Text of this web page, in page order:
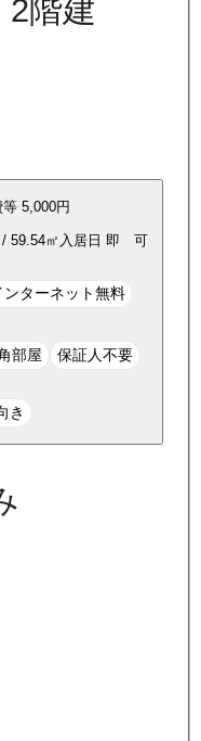
2階建
等 5,000円
/ 59.54㎡ 入居日 即 可
ンターネット無料
部屋 保証人不要
き